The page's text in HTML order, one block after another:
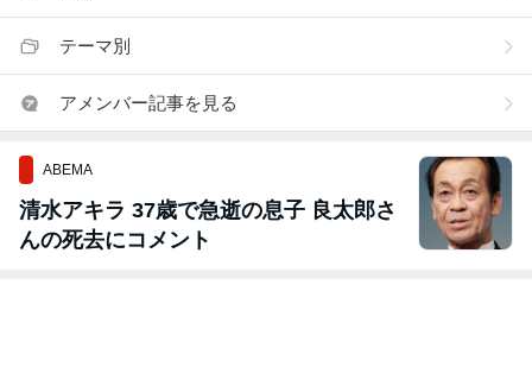
テーマ別
アメンバー記事を見る
ABEMA
清水アキラ 37歳で急逝の息子 良太郎さ
んの死去にコメント